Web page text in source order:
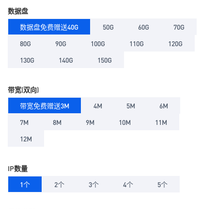
数据盘
数据盘免费赠送40G
50G 60G
70G
80G
90G 100G 110G
120G
130G
140G 150G
带宽(双向)
带宽免费赠送3M
4M 5M
6M
7M
8M 9M 10M
11M
12M
IP数量
1个
2个 3个 4个 5个